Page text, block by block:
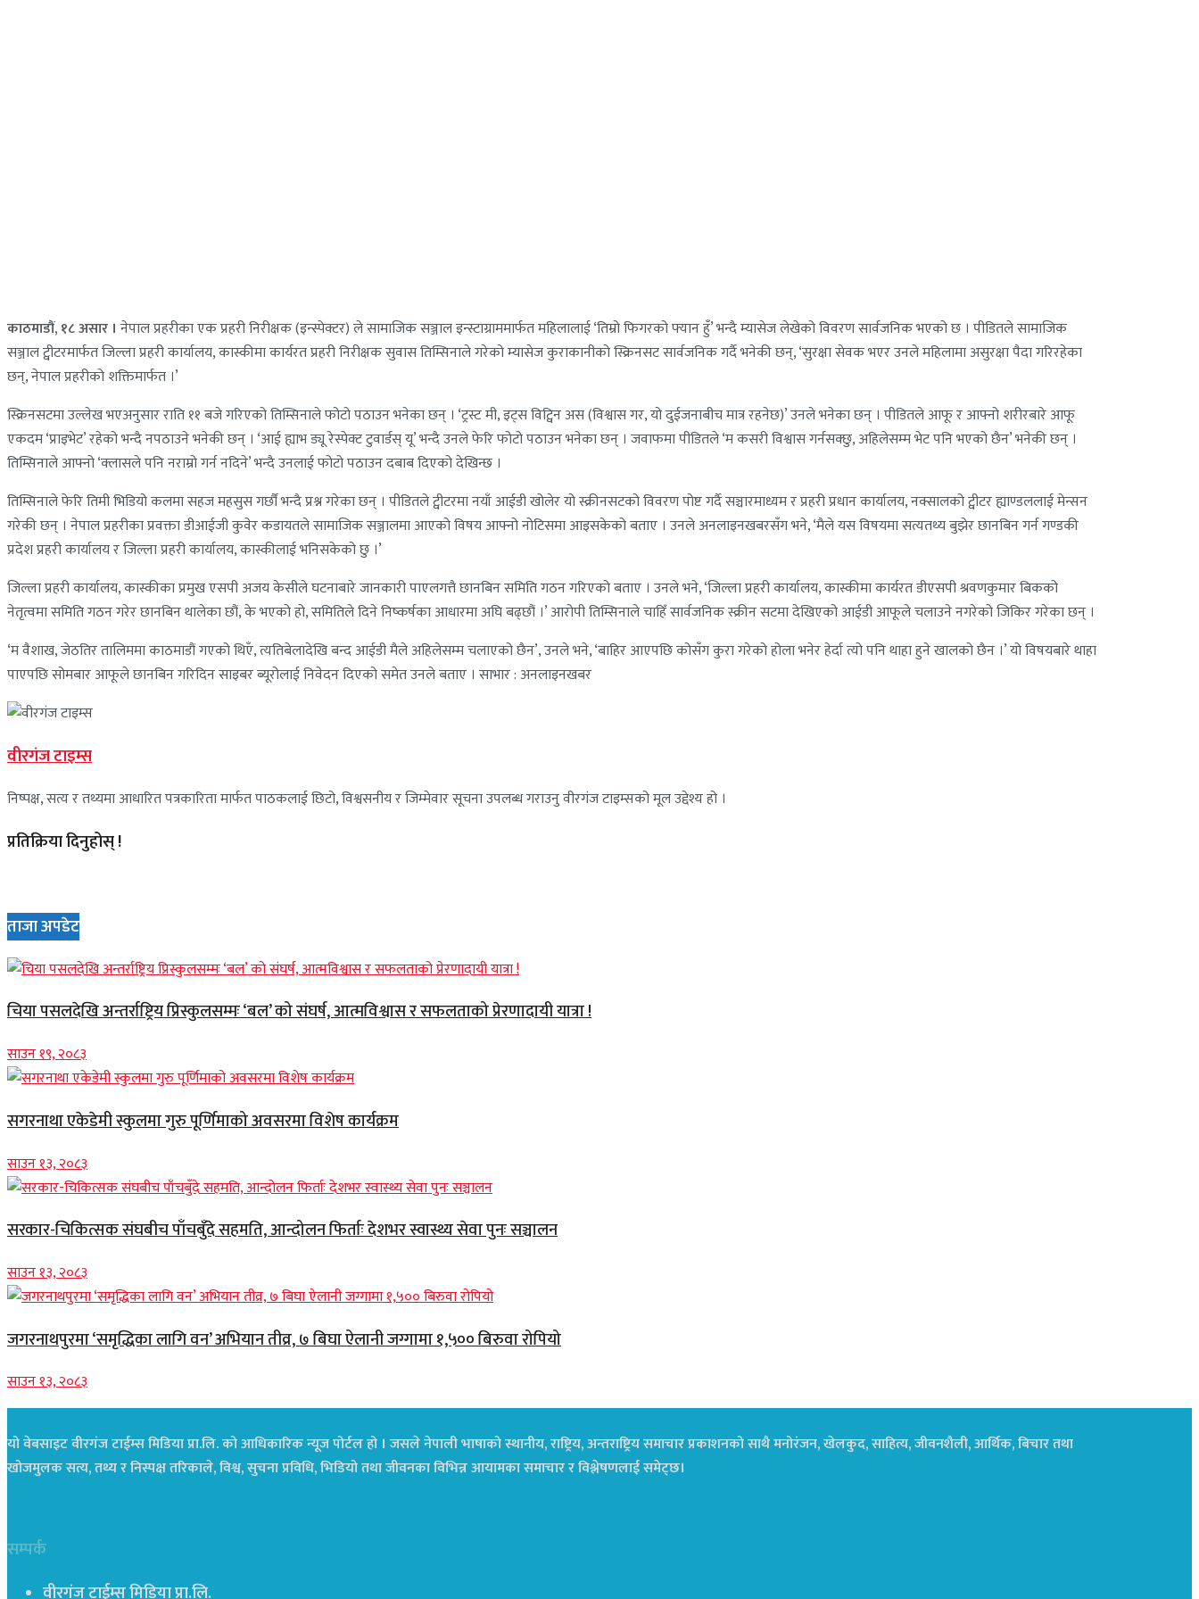
काठमाडौं, १८ असार । नेपाल प्रहरीका एक प्रहरी निरीक्षक (इन्स्पेक्टर) ले सामाजिक सञ्जाल इन्स्टाग्राममार्फत महिलालाई ‘तिम्रो फिगरको फ्यान हुँ’ भन्दै म्यासेज लेखेको विवरण सार्वजनिक भएको छ । पीडितले सामाजिक
सञ्जाल ट्वीटरमार्फत जिल्ला प्रहरी कार्यालय, कास्कीमा कार्यरत प्रहरी निरीक्षक सुवास तिम्सिनाले गरेको म्यासेज कुराकानीको स्क्रिनसट सार्वजनिक गर्दै भनेकी छन्, ‘सुरक्षा सेवक भएर उनले महिलामा असुरक्षा पैदा गरिरहेका
छन्, नेपाल प्रहरीको शक्तिमार्फत ।’
स्क्रिनसटमा उल्लेख भएअनुसार राति ११ बजे गरिएको तिम्सिनाले फोटो पठाउन भनेका छन् । ‘ट्रस्ट मी, इट्स विट्विन अस (विश्वास गर, यो दुईजनाबीच मात्र रहनेछ)’ उनले भनेका छन् । पीडितले आफू र आफ्नो शरीरबारे आफू
एकदम ‘प्राइभेट’ रहेको भन्दै नपठाउने भनेकी छन् । ‘आई ह्याभ ड्यू रेस्पेक्ट टुवार्डस् यू’ भन्दै उनले फेरि फोटो पठाउन भनेका छन् । जवाफमा पीडितले ‘म कसरी विश्वास गर्नसक्छु, अहिलेसम्म भेट पनि भएको छैन’ भनेकी छन् ।
तिम्सिनाले आफ्नो ‘क्लासले पनि नराम्रो गर्न नदिने’ भन्दै उनलाई फोटो पठाउन दबाब दिएको देखिन्छ ।
तिम्सिनाले फेरि तिमी भिडियो कलमा सहज महसुस गर्छौं भन्दै प्रश्न गरेका छन् । पीडितले ट्वीटरमा नयाँ आईडी खोलेर यो स्क्रीनसटको विवरण पोष्ट गर्दै सञ्चारमाध्यम र प्रहरी प्रधान कार्यालय, नक्सालको ट्वीटर ह्याण्डललाई मेन्सन
गरेकी छन् । नेपाल प्रहरीका प्रवक्ता डीआईजी कुवेर कडायतले सामाजिक सञ्जालमा आएको विषय आफ्नो नोटिसमा आइसकेको बताए । उनले अनलाइनखबरसँग भने, ‘मैले यस विषयमा सत्यतथ्य बुझेर छानबिन गर्न गण्डकी
प्रदेश प्रहरी कार्यालय र जिल्ला प्रहरी कार्यालय, कास्कीलाई भनिसकेको छु ।’
जिल्ला प्रहरी कार्यालय, कास्कीका प्रमुख एसपी अजय केसीले घटनाबारे जानकारी पाएलगत्तै छानबिन समिति गठन गरिएको बताए । उनले भने, ‘जिल्ला प्रहरी कार्यालय, कास्कीमा कार्यरत डीएसपी श्रवणकुमार बिकको
नेतृत्वमा समिति गठन गरेर छानबिन थालेका छौं, के भएको हो, समितिले दिने निष्कर्षका आधारमा अघि बढ्छौं ।’ आरोपी तिम्सिनाले चाहिँ सार्वजनिक स्क्रीन सटमा देखिएको आईडी आफूले चलाउने नगरेको जिकिर गरेका छन् ।
‘म वैशाख, जेठतिर तालिममा काठमाडौं गएको थिएँ, त्यतिबेलादेखि बन्द आईडी मैले अहिलेसम्म चलाएको छैन’, उनले भने, ‘बाहिर आएपछि कोसँग कुरा गरेको होला भनेर हेर्दा त्यो पनि थाहा हुने खालको छैन ।’ यो विषयबारे थाहा
पाएपछि सोमबार आफूले छानबिन गरिदिन साइबर ब्यूरोलाई निवेदन दिएको समेत उनले बताए । साभार : अनलाइनखबर
वीरगंज टाइम्स
निष्पक्ष, सत्य र तथ्यमा आधारित पत्रकारिता मार्फत पाठकलाई छिटो, विश्वसनीय र जिम्मेवार सूचना उपलब्ध गराउनु वीरगंज टाइम्सको मूल उद्देश्य हो ।
प्रतिक्रिया दिनुहोस् !
ताजा अपडेट
चिया पसलदेखि अन्तर्राष्ट्रिय प्रिस्कुलसम्मः ‘बल’ को संघर्ष, आत्मविश्वास र सफलताको प्रेरणादायी यात्रा !
साउन १९, २०८३
सगरनाथा एकेडेमी स्कुलमा गुरु पूर्णिमाको अवसरमा विशेष कार्यक्रम
साउन १३, २०८३
सरकार-चिकित्सक संघबीच पाँचबुँदे सहमति, आन्दोलन फिर्ताः देशभर स्वास्थ्य सेवा पुनः सञ्चालन
साउन १३, २०८३
जगरनाथपुरमा ‘समृद्धिका लागि वन’ अभियान तीव्र, ७ बिघा ऐलानी जग्गामा १,५०० बिरुवा रोपियो
साउन १३, २०८३
यो वेबसाइट वीरगंज टाईम्स मिडिया प्रा.लि. को आधिकारिक न्यूज पोर्टल हो । जसले नेपाली भाषाको स्थानीय, राष्ट्रिय, अन्तराष्ट्रिय समाचार प्रकाशनको साथै मनोरंजन, खेलकुद, साहित्य, जीवनशैली, आर्थिक, बिचार तथा
खोजमुलक सत्य, तथ्य र निस्पक्ष तरिकाले, विश्व, सुचना प्रविधि, भिडियो तथा जीवनका विभिन्न आयामका समाचार र विश्लेषणलाई समेट्छ।
सम्पर्क
वीरगंज टाईम्स मिडिया प्रा.लि.